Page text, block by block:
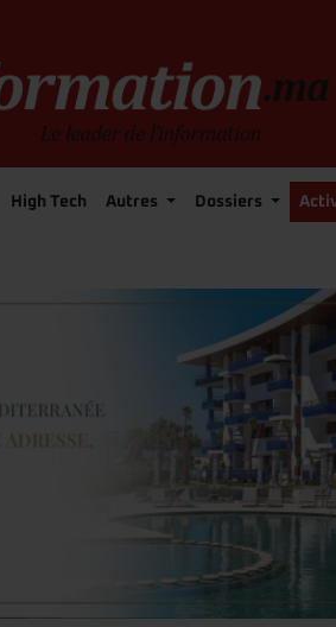
High Tech Autres Dossiers